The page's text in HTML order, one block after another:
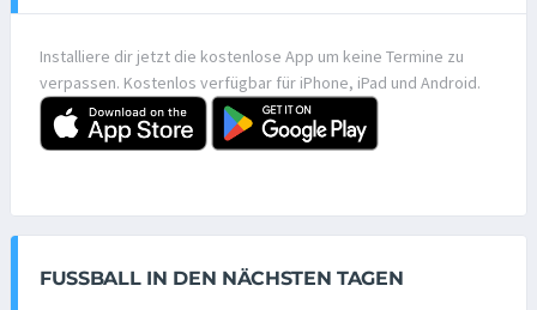
Installiere dir jetzt die kostenlose App um keine Termine zu
verpassen. Kostenlos verfügbar für iPhone, iPad und Android.
FUSSBALL IN DEN NÄCHSTEN TAGEN